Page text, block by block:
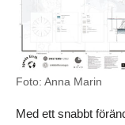
Foto: Anna Marin
Med ett snabbt